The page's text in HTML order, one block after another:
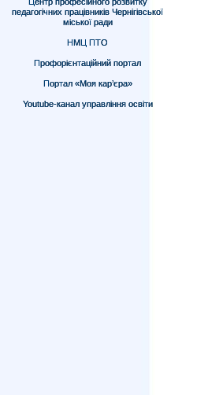
педагогічних працівників Чернігівської
міської ради
НМЦ ПТО
Профорієнтаційний портал
Портал «Моя кар’єра»
Youtube-канал управління освіти